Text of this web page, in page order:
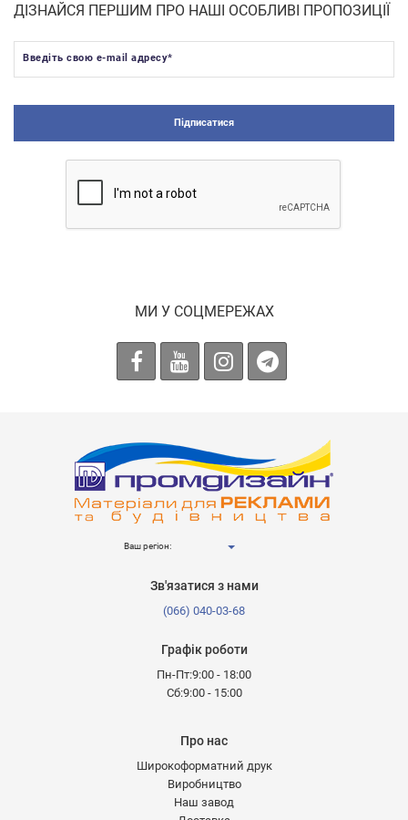
ДІЗНАЙСЯ ПЕРШИМ ПРО НАШІ ОСОБЛИВІ ПРОПОЗИЦІЇ
Введіть свою e-mail адресу*
Підписатися
МИ У СОЦМЕРЕЖАХ
Ваш регіон:
Зв'язатися з нами
(066) 040-03-68
Графік роботи
Пн-Пт:9:00 - 18:00
Сб:9:00 - 15:00
Про нас
Широкоформатний друк
Виробництво
Наш завод